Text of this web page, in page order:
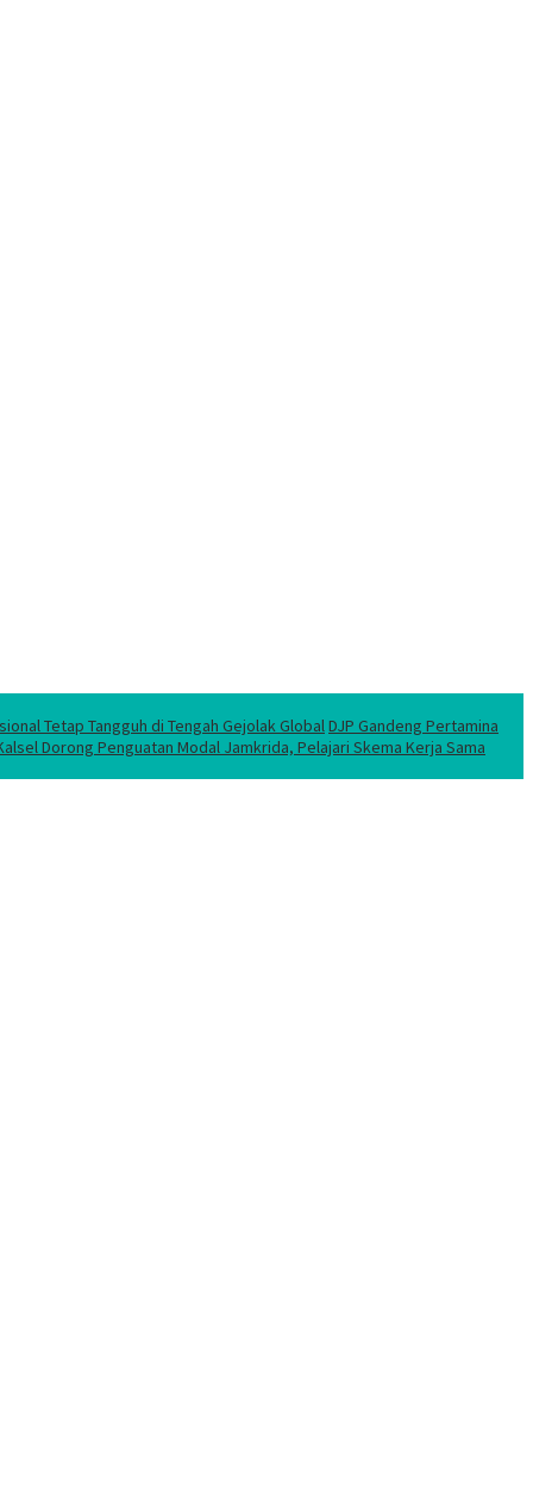
Tetap Tangguh di Tengah Gejolak GlobalDJP Gandeng Pertamina
Dorong Penguatan Modal Jamkrida, Pelajari Skema Kerja Sama